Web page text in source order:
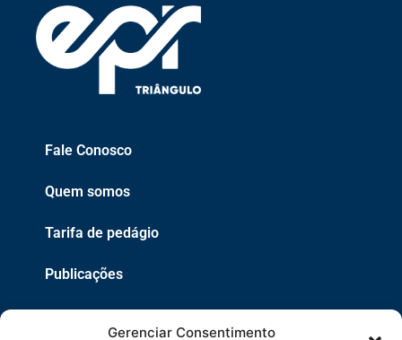
Gerenciar Consentimento
Fale Conosco
Quem somos
Tarifa de pedágio
Publicações
EPR